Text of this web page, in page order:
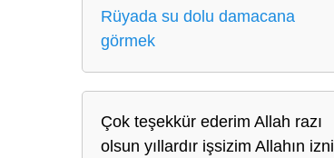
Rüyada su dolu damacana
görmek
Çok teşekkür ederim Allah razı
olsun yıllardır işsizim Allahın izni